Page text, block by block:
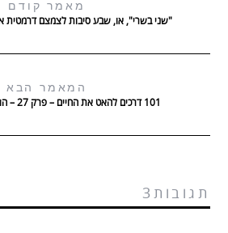
מאמר קודם
"שני בשרי", או, שבע סיבות לצמצם דרמטית
המאמר הבא
101 דרכים להאט את החיים – פרק 27 – הופכים ליוניטסקרים
תגובות3